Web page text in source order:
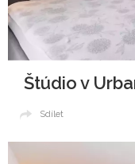
Štúdio v
Sdílet